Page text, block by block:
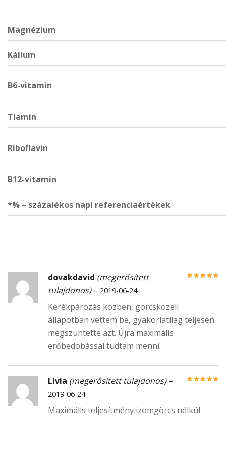
Magnézium
Kálium
B6-vitamin
Tiamin
Riboflavin
B12-vitamin
*% – százalékos napi referenciaértékek
dovakdavid (megerősített
tulajdonos) – 2019-06-24
Kerékpározás közben, görcsközeli
állapotban vettem be, gyakorlatilag teljesen
megszüntette azt. Újra maximális
erőbedobással tudtam menni.
Lívia (megerősített tulajdonos) –
2019-06-24
Maximális teljesítmény izomgörcs nélkül